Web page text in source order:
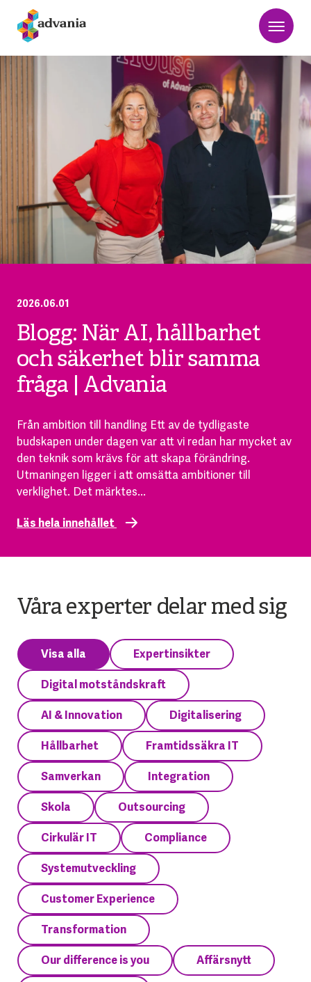
2026.06.01
Blogg: När AI, hållbarhet
och säkerhet blir samma
fråga | Advania
Från ambition till handling Ett av de tydligaste
budskapen under dagen var att vi redan har mycket av
den teknik som krävs för att skapa förändring.
Utmaningen ligger i att omsätta ambitioner till
verklighet. Det märktes...
Läs hela innehållet
Våra experter delar med sig
Visa alla Expertinsikter
Digital motståndskraft
AI & Innovation Digitalisering
Hållbarhet Framtidssäkra IT
Samverkan Integration
Skola Outsourcing
Cirkulär IT Compliance
Systemutveckling
Customer Experience
Transformation
Our difference is you Affärsnytt